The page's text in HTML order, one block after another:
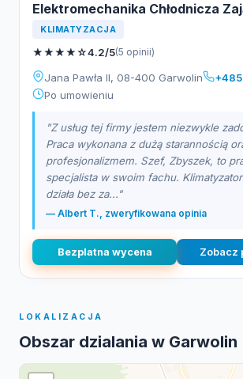
Elektromechanika Chłodnicza
KLIMATYZACJA
★★★★☆4.2/5(5 opinii)
Jana Pawła II, 08-400 Garwolin
Po umowieniu
"Z usług tej firmy jestem niezwykle
Praca wykonana z dużą starannością
profesjonalizmem. Szef, Zbyszek, to
specjalista w swoim fachu.
działa bez za..."
— Albert T., zweryfikowana opinia
Bezplatna wycena Zobacz
LOKALIZACJA
Obszar dzialania w Garwolin